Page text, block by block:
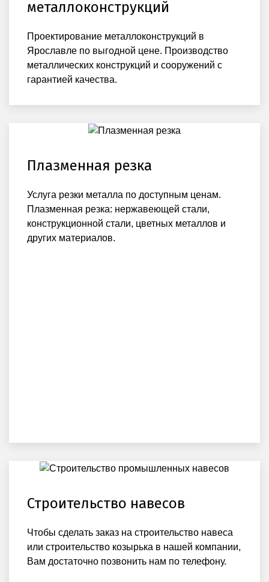
металлоконструкций
Проектирование металлоконструкций в
Ярославле по выгодной цене. Производство
металлических конструкций и сооружений с
гарантией качества.
Плазменная резка
Услуга резки металла по доступным ценам.
Плазменная резка: нержавеющей стали,
конструкционной стали, цветных металлов и
других материалов.
Строительство навесов
Чтобы сделать заказ на строительство навеса
или строительство козырька в нашей компании,
Вам достаточно позвонить нам по телефону.